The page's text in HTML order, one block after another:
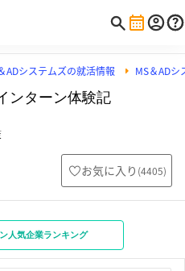
ADシステムズの就活情報 MS＆AD
ンターン体験記
お気に入り (4405)
人気企業ランキング